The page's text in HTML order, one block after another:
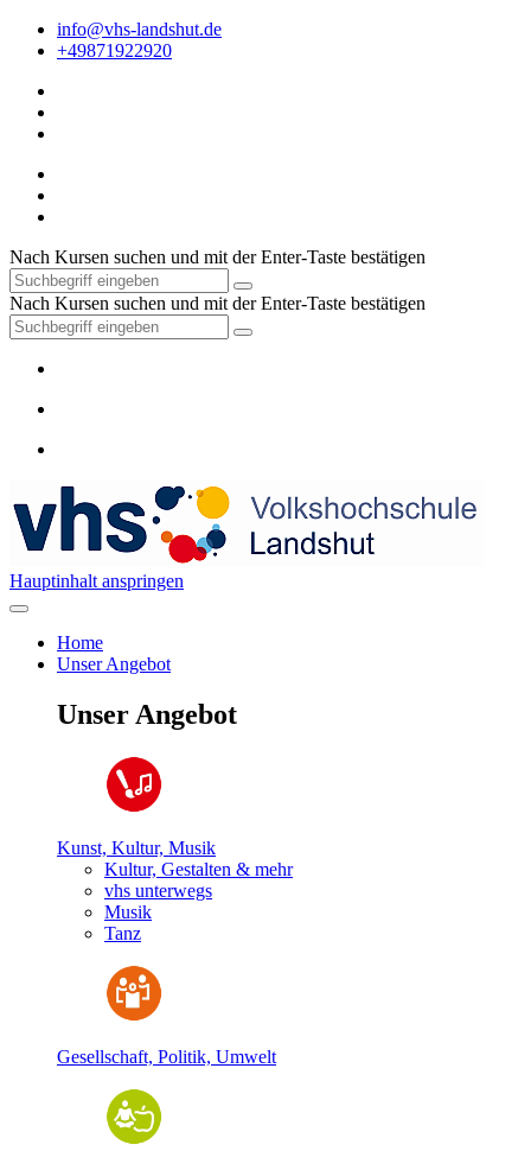
info@vhs-landshut.de
+49871922920
Nach Kursen suchen und mit der Enter-Taste bestätigen
Nach Kursen suchen und mit der Enter-Taste bestätigen
Hauptinhalt anspringen
Home
Unser Angebot
Unser Angebot
Kunst, Kultur, Musik
Kultur, Gestalten & mehr
vhs unterwegs
Musik
Tanz
Gesellschaft, Politik, Umwelt